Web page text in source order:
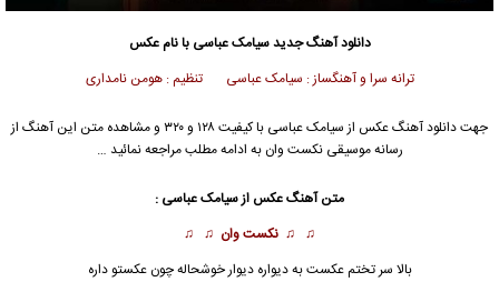
دانلود آهنگ جدیدسیامک عباسی با نام عکس
ترانه سرا و آهنگساز : سیامک عباسی تنظیم : هومن نامداری
جهت دانلود آهنگ عکس از سیامک عباسی با کیفیت ۱۲۸ و ۳۲۰ و مشاهده متن این آهنگ از
رسانه موسیقی نکست وان به ادامه مطلب مراجعه نمائید …
متن آهنگعکس از سیامک عباسی :
♫ ♫ نکست وان ♫ ♫
بالا سر تختم عکست به دیواره دیوار خوشحاله چون عکستو داره